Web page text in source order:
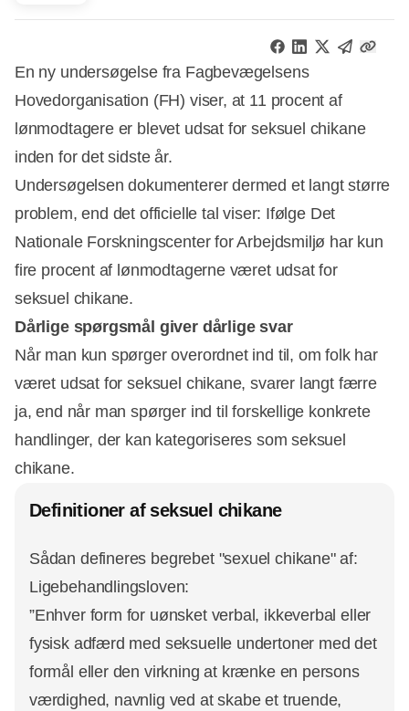
En ny undersøgelse fra Fagbevægelsens
Hovedorganisation (FH) viser, at 11 procent af
lønmodtagere er blevet udsat for seksuel chikane
inden for det sidste år.
Undersøgelsen dokumenterer dermed et langt større
problem, end det officielle tal viser: Ifølge Det
Nationale Forskningscenter for Arbejdsmiljø har kun
fire procent af lønmodtagerne været udsat for
seksuel chikane.
Annonce
Dårlige spørgsmål giver dårlige svar
Når man kun spørger overordnet ind til, om folk har
været udsat for seksuel chikane, svarer langt færre
ja, end når man spørger ind til forskellige konkrete
handlinger, der kan kategoriseres som seksuel
chikane.
Definitioner af seksuel chikane
Sådan defineres begrebet "sexuel chikane" af:
Ligebehandlingsloven:
”Enhver form for uønsket verbal, ikkeverbal eller
fysisk adfærd med seksuelle undertoner med det
formål eller den virkning at krænke en persons
værdighed, navnlig ved at skabe et truende,